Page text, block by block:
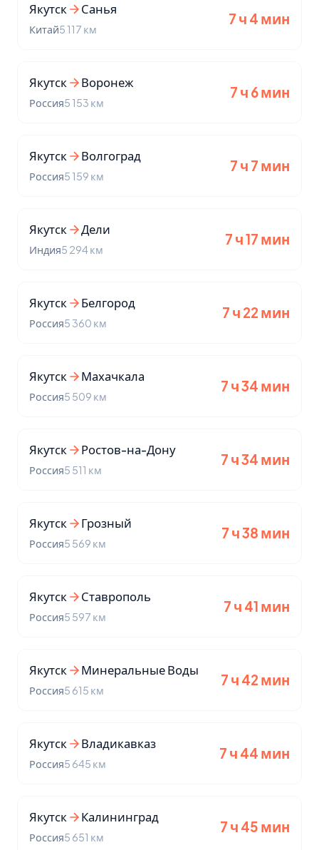
Якутск Санья
Китай5 117 км
7 ч 4 мин
Якутск Воронеж
Россия5 153 км
7 ч 6 мин
Якутск Волгоград
Россия5 159 км
7 ч 7 мин
Якутск Дели
Индия5 294 км
7 ч 17 мин
Якутск Белгород
Россия5 360 км
7 ч 22 мин
Якутск Махачкала
Россия5 509 км
7 ч 34 мин
Якутск Ростов-на-Дону
Россия5 511 км
7 ч 34 мин
Якутск Грозный
Россия5 569 км
7 ч 38 мин
Якутск Ставрополь
Россия5 597 км
7 ч 41 мин
Якутск Минеральные Воды
Россия5 615 км
7 ч 42 мин
Якутск Владикавказ
Россия5 645 км
7 ч 44 мин
Якутск Калининград
Россия5 651 км
7 ч 45 мин